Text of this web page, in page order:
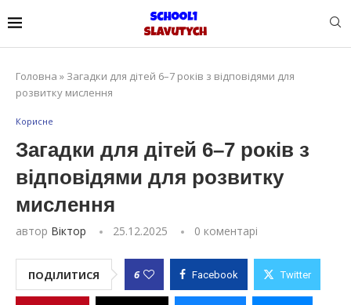
Головна » Загадки для дітей 6–7 років з відповідями для
розвитку мислення
Корисне
Загадки для дітей 6–7 років з
відповідями для розвитку
мислення
автор Віктор 25.12.2025 0 коментарі
ПОДІЛИТИСЯ 6 Facebook Twitter